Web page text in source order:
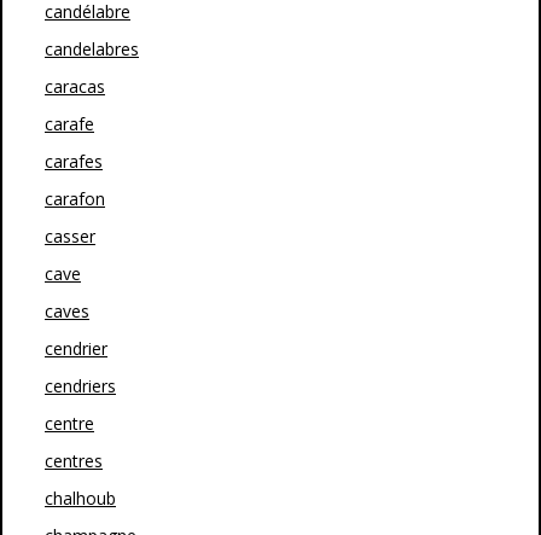
candélabre
candelabres
caracas
carafe
carafes
carafon
casser
cave
caves
cendrier
cendriers
centre
centres
chalhoub